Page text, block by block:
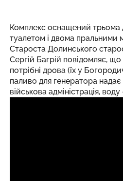
Комплекс оснащений трьома
туалетом і двома пральними
Староста Долинського
Сергій Багрій повідомляє,
потрібні дрова (їх у
паливо для генератора надає
військова адміністрація,